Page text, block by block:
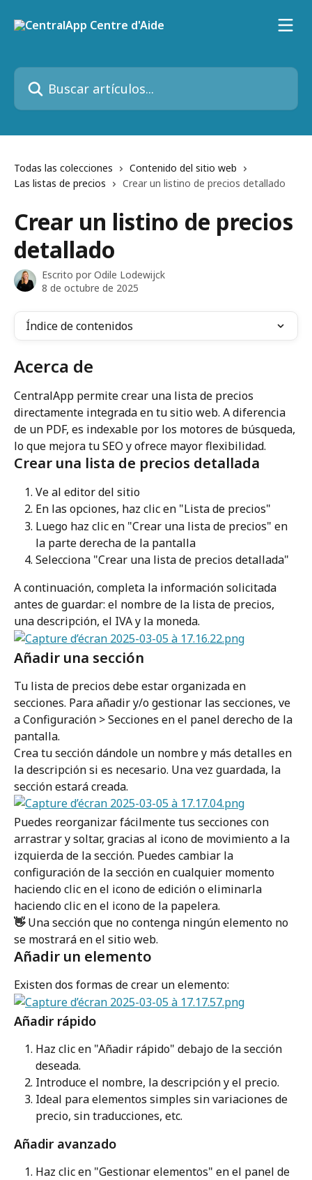
Buscar artículos...
Todas las colecciones
Contenido del sitio web
Las listas de precios
Crear un listino de precios detallado
Crear un listino de precios
detallado
Escrito por Odile Lodewijck
8 de octubre de 2025
Índice de contenidos
Acerca de
CentralApp permite crear una lista de precios
directamente integrada en tu sitio web. A diferencia
de un PDF, es indexable por los motores de búsqueda,
lo que mejora tu SEO y ofrece mayor flexibilidad.
Crear una lista de precios detallada
Ve al editor del sitio
En las opciones, haz clic en "Lista de precios"
Luego haz clic en "Crear una lista de precios" en
la parte derecha de la pantalla
Selecciona "Crear una lista de precios detallada"
A continuación, completa la información solicitada
antes de guardar: el nombre de la lista de precios,
una descripción, el IVA y la moneda.
Añadir una sección
Tu lista de precios debe estar organizada en
secciones. Para añadir y/o gestionar las secciones, ve
a Configuración > Secciones en el panel derecho de la
pantalla.
Crea tu sección dándole un nombre y más detalles en
la descripción si es necesario. Una vez guardada, la
sección estará creada.
Puedes reorganizar fácilmente tus secciones con
arrastrar y soltar, gracias al icono de movimiento a la
izquierda de la sección. Puedes cambiar la
configuración de la sección en cualquier momento
haciendo clic en el icono de edición o eliminarla
haciendo clic en el icono de la papelera.
👋 Una sección que no contenga ningún elemento no
se mostrará en el sitio web.
Añadir un elemento
Existen dos formas de crear un elemento:
Añadir rápido
Haz clic en "Añadir rápido" debajo de la sección
deseada.
Introduce el nombre, la descripción y el precio.
Ideal para elementos simples sin variaciones de
precio, sin traducciones, etc.
Añadir avanzado
Haz clic en "Gestionar elementos" en el panel de